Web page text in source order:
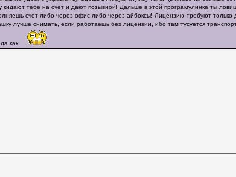
тебе на счет и дают позывной! Дальше в этой програмулинке ты
счет либо через офис либо через айбоксы! Лицензию требуют
лучше снимать, если работаешь без лицензии, ибо там тусуется
как